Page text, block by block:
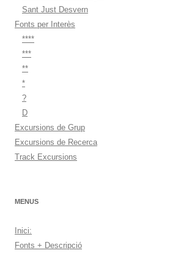
Sant Just Desvern
Fonts per Interès
****
***
**
*
?
D
Excursions de Grup
Excursions de Recerca
Track Excursions
MENUS
Inici:
Fonts + Descripció